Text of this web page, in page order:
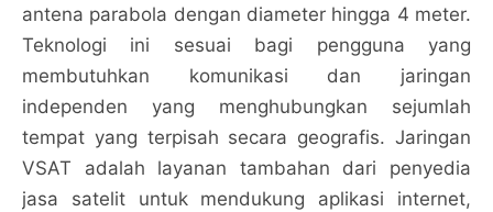
antena parabola dengan diameter hingga 4 meter.
Teknologi ini sesuai bagi pengguna yang
membutuhkan komunikasi dan jaringan
independen yang menghubungkan sejumlah
tempat yang terpisah secara geografis. Jaringan
VSAT adalah layanan tambahan dari penyedia
jasa satelit untuk mendukung aplikasi internet,